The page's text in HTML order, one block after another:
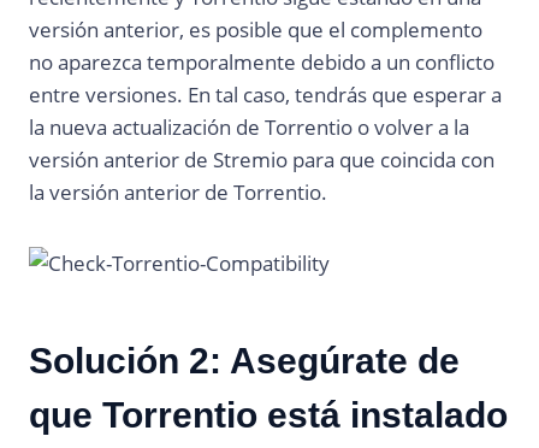
versión anterior, es posible que el complemento
no aparezca temporalmente debido a un conflicto
entre versiones. En tal caso, tendrás que esperar a
la nueva actualización de Torrentio o volver a la
versión anterior de Stremio para que coincida con
la versión anterior de Torrentio.
Solución 2: Asegúrate de
que Torrentio está instalado